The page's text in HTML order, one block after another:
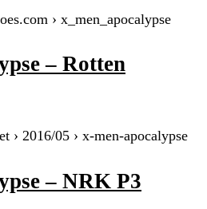
› x_men_apocalypse
– Rotten
› 2016/05 › x-men-apocalypse
– NRK P3